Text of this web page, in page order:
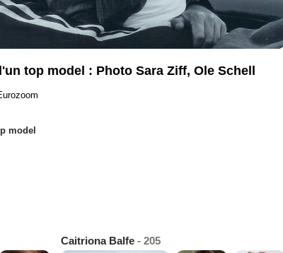
top model : Photo Sara Ziff, Ole Schell
model
Caitriona Balfe - 205